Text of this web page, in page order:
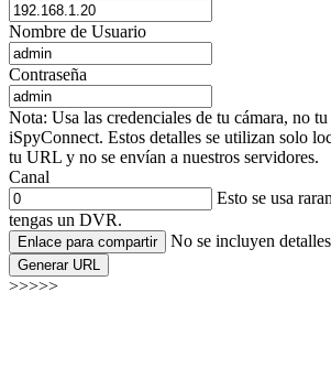
Nombre de Usuario
Contraseña
Nota: Usa las credenciales de tu cámara, no
iSpyConnect. Estos detalles se utilizan solo
tu URL y no se envían a nuestros servidores.
Canal
Esto se usa
tengas un DVR.
Enlace para compartir No se incluyen
Generar URL
>>>>>